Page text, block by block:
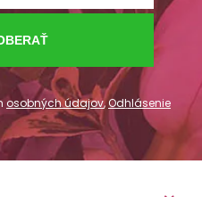
osobných údajov,Odhlásenie